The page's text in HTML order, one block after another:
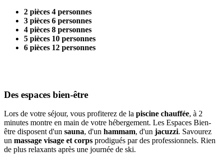
2 pièces 4 personnes
3 pièces 6 personnes
4 pièces 8 personnes
5 pièces 10 personnes
6 pièces 12 personnes
Des espaces bien-être
Lors de votre séjour, vous profiterez de la piscine chauffée, à 2
minutes montre en main de votre hébergement. Les Espaces Bien-
être disposent d'un sauna, d'un hammam, d'un jacuzzi. Savourez
un massage visage et corps prodigués par des professionnels. Rien
de plus relaxants après une journée de ski.